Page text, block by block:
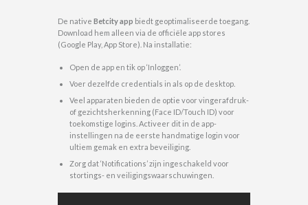
De native Betcity app biedt geoptimaliseerde toegang.
Download hem alleen via de officiële app stores
(Google Play, App Store). Na installatie:
Open de app en tik op ‘Inloggen’.
Voer dezelfde credentials in als op de desktop.
Veel apparaten bieden de optie voor vingerafdruk-
of gezichtsherkenning (Face ID/Touch ID) voor
toekomstige logins. Activeer dit in de app-
instellingen na de eerste handmatige login voor
ultiem gemak en extra beveiliging.
Zorg dat ‘Notifications’ zijn ingeschakeld voor
stortings- en veiligingswaarschuwingen.